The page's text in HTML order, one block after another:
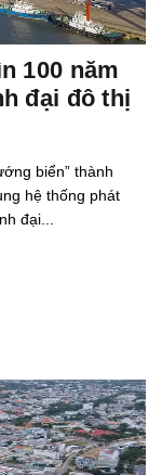
100 năm
đại đô thị
biển” thành
hệ thống phát
đại...